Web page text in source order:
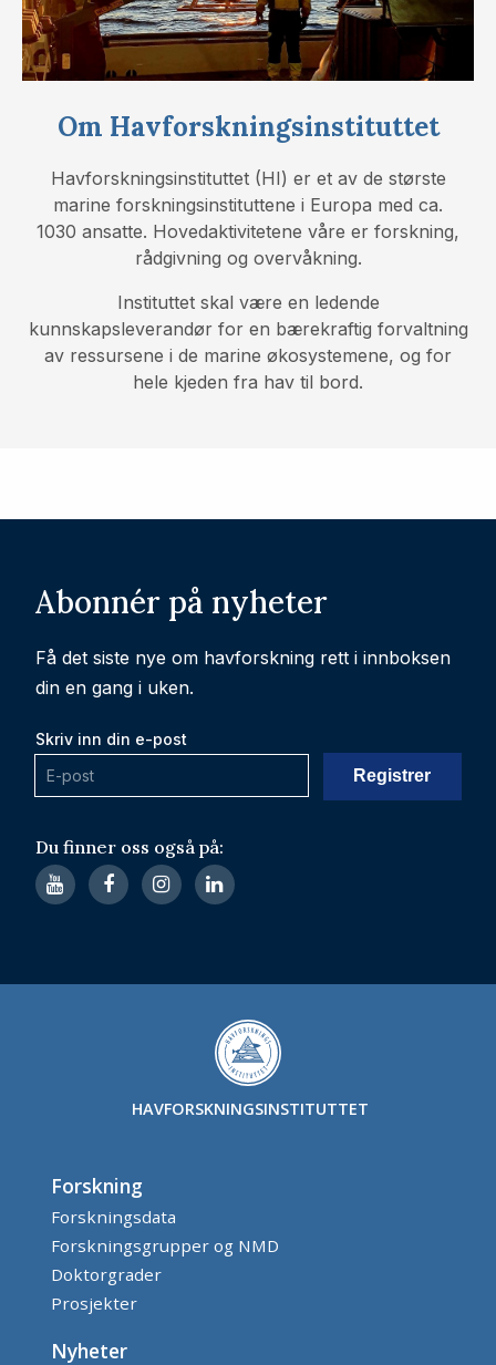
Om Havforskningsinstituttet
Havforskningsinstituttet (HI) er et av de største
marine forskningsinstituttene i Europa med ca.
1030 ansatte. Hovedaktivitetene våre er forskning,
rådgivning og overvåkning.
Instituttet skal være en ledende
kunnskapsleverandør for en bærekraftig forvaltning
av ressursene i de marine økosystemene, og for
hele kjeden fra hav til bord.
Du finner oss også på:
Abonnér på nyheter
Få det siste nye om havforskning rett i innboksen
din en gang i uken.
Skriv inn din e-post
HAVFORSKNINGSINSTITUTTET
Forskning
Forskningsdata
Forskningsgrupper og NMD
Doktorgrader
Prosjekter
Nyheter